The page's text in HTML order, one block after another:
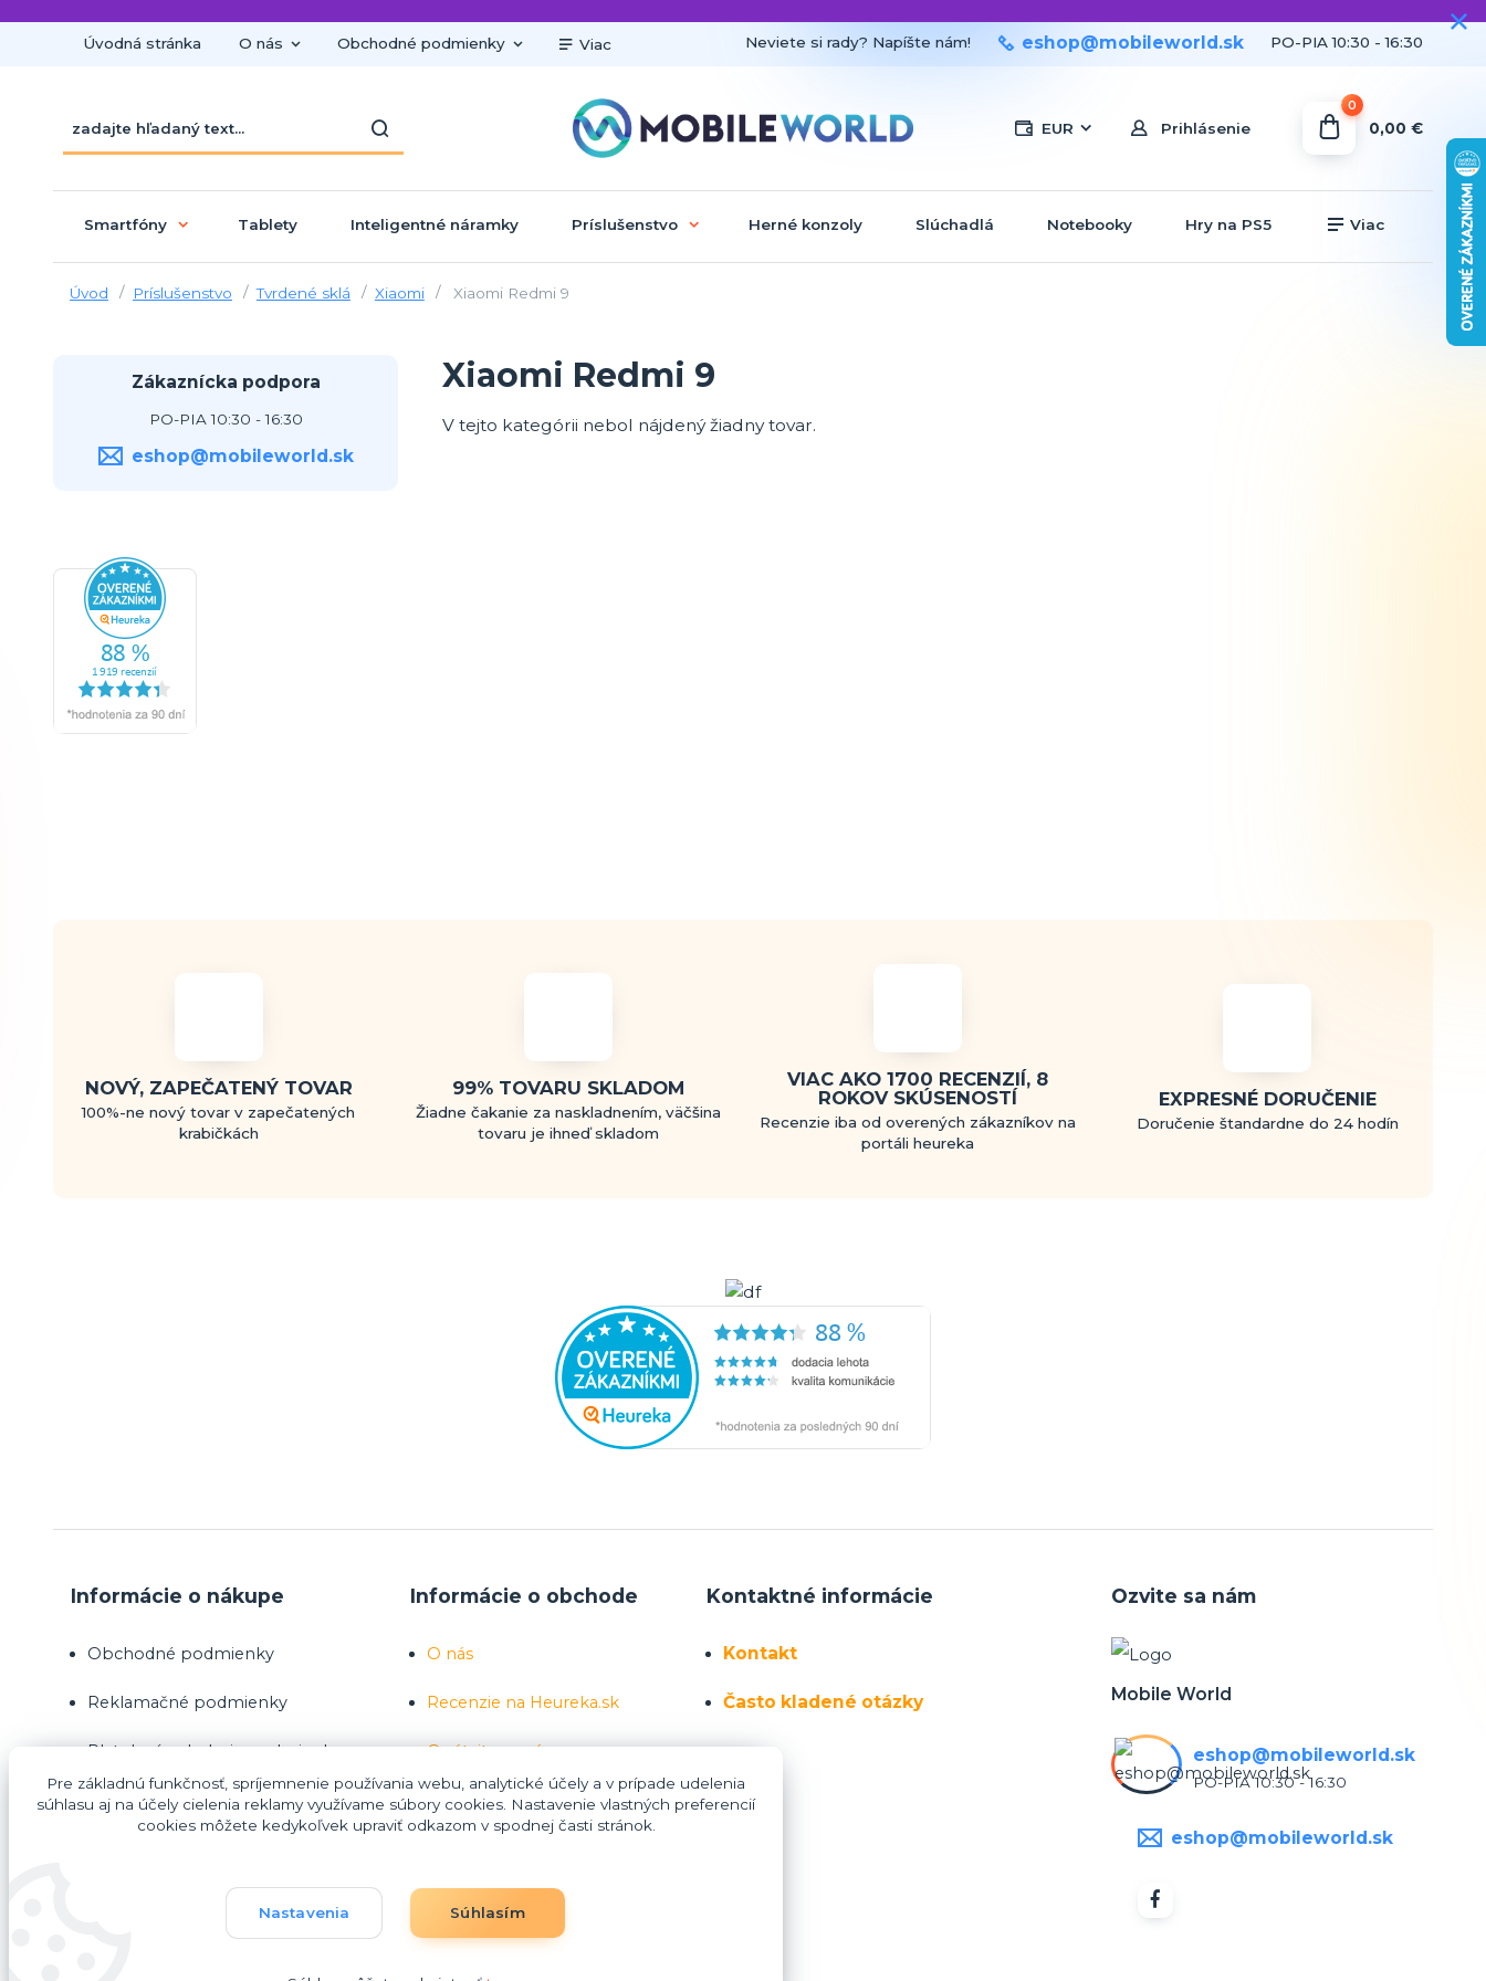
Úvodná stránka O nás Obchodné podmienky Viac
EUR Prihlásenie
Neviete si rady? Napíšte nám! eshop@mobileworld.sk PO-PIA 10:30 - 16:30
0
0,00 €
Smartfóny Tablety Inteligentné náramky Príslušenstvo Herné konzoly Slúchadlá Notebooky Hry na PS5 Viac
Úvod Príslušenstvo Tvrdené sklá Xiaomi Xiaomi Redmi 9
Xiaomi Redmi 9
V tejto kategórii nebol nájdený žiadny tovar.
Zákaznícka podpora
PO-PIA 10:30 - 16:30
eshop@mobileworld.sk
NOVÝ, ZAPEČATENÝ TOVAR
100%-ne nový tovar v zapečatených
krabičkách
99% TOVARU SKLADOM
Žiadne čakanie za naskladnením, väčšina
tovaru je ihneď skladom
VIAC AKO 1700 RECENZIÍ, 8
ROKOV SKÚSENOSTÍ
Recenzie iba od overených zákazníkov na
portáli heureka
EXPRESNÉ DORUČENIE
Doručenie štandardne do 24 hodín
Informácie o nákupe
Obchodné podmienky
Reklamačné podmienky
Platobné a dodacie podmienky
Ako nakupovať
Informácie o obchode
O nás
Recenzie na Heureka.sk
Opýtajte sa nás
Kontaktné informácie
Kontakt
Často kladené otázky
Ozvite sa nám
Mobile World
eshop@mobileworld.sk
PO-PIA 10:30 - 16:30
eshop@mobileworld.sk
Pre základnú funkčnosť, spríjemnenie používania webu, analytické účely a v prípade udelenia
súhlasu aj na účely cielenia reklamy využívame súbory cookies. Nastavenie vlastných preferencií
cookies môžete kedykoľvek upraviť odkazom v spodnej časti stránok.
Nastavenia Súhlasím